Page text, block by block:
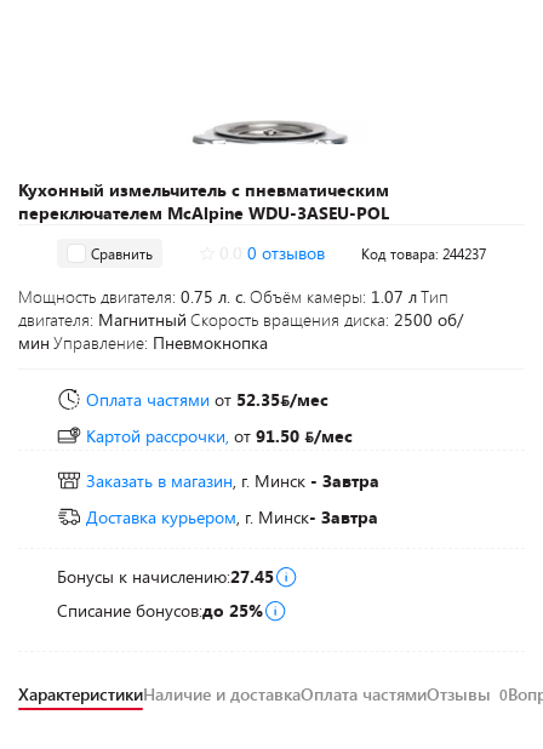
Кухонный измельчитель с пневматическим
переключателем McAlpine WDU-3ASEU-POL
Сравнить 0 отзывов Код товара: 244237
Мощность двигателя: 0.75 л. с.Объём камеры: 1.07 лТип
двигателя: Магнитный Скорость вращения диска: 2500 об/
мин Управление: Пневмокнопка
Оплата частями от 52.35 /мес
Картой рассрочки, от 91.50
/мес
Заказать в магазин, г. Минск - Завтра
Доставка курьером, г. Минск- Завтра
Бонусы к начислению:27.45
Списание бонусов:до 25%
ХарактеристикиНаличие и доставкаОплата частямиОтзывы 0